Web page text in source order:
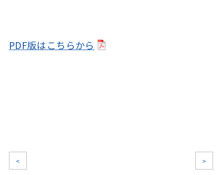
PDF版はこちらから
< >